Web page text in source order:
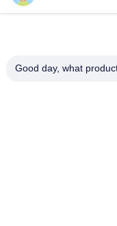
Good day, what